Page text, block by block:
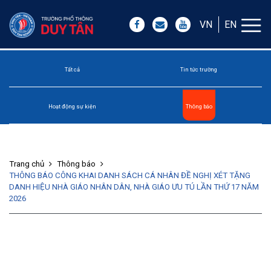
VN EN
Tất cả Tin tức trường
Hoạt động sự kiện Thông báo
Trang chủ
Thông báo
THÔNG BÁO CÔNG KHAI DANH SÁCH CÁ NHÂN ĐỀ NGHỊ XÉT TẶNG
DANH HIỆU NHÀ GIÁO NHÂN DÂN, NHÀ GIÁO ƯU TÚ LẦN THỨ 17 NĂM
2026